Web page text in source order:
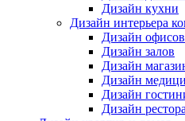
Дизайн кухни
Дизайн интерьера
Дизайн офисов
Дизайн залов
Дизайн
Дизайн
Дизайн
Дизайн